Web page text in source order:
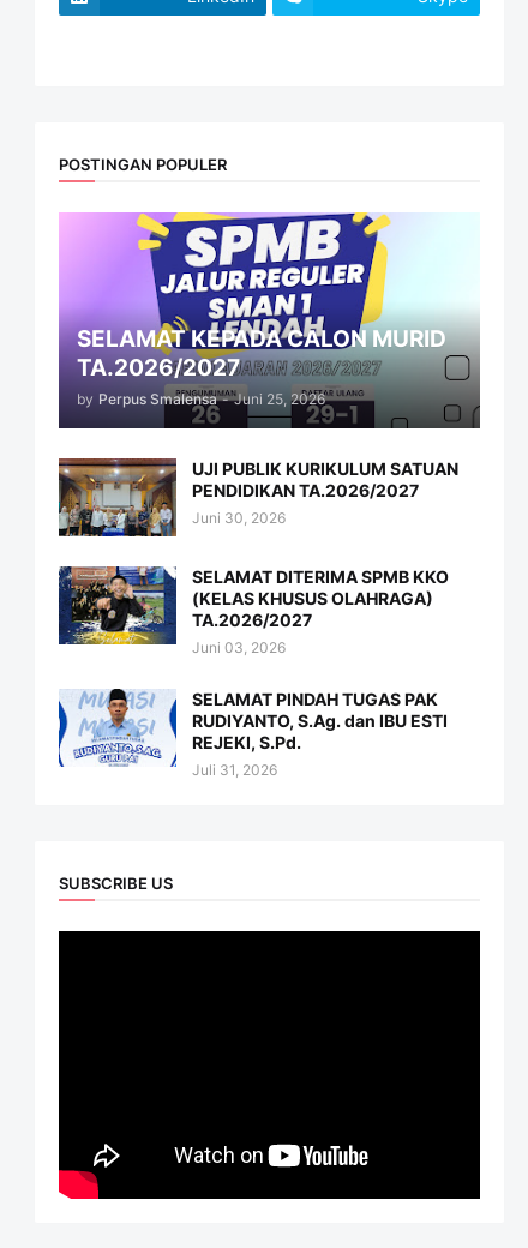
POSTINGAN POPULER
SELAMAT KEPADA CALON MURID
TA.2026/2027
by Perpus Smalensa - Juni 25, 2026
UJI PUBLIK KURIKULUM SATUAN
PENDIDIKAN TA.2026/2027
Juni 30, 2026
SELAMAT DITERIMA SPMB KKO
(KELAS KHUSUS OLAHRAGA)
TA.2026/2027
Juni 03, 2026
SELAMAT PINDAH TUGAS PAK
RUDIYANTO, S.Ag. dan IBU ESTI
REJEKI, S.Pd.
Juli 31, 2026
SUBSCRIBE US